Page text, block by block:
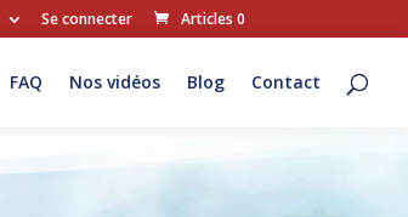
Se connecter Articles 0
FAQ Nos vidéos Blog Contact